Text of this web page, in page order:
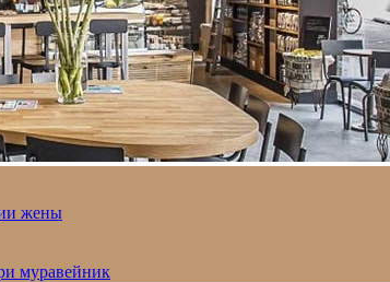
жены
муравейник